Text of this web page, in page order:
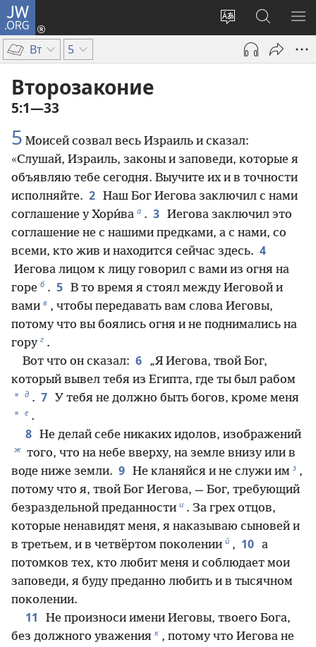
JW.ORG
Изменить
язык
сайта
Войти
(открывается
новом
Поиск
по
jw.org
Вт 5
Второзаконие
5:1—33
5 Моисей созвал весь Израиль и сказал:
«Слушай, Израиль, законы и заповеди, которые я
объявляю тебе сегодня. Выучите их и в точности
исполняйте. 2 Наш Бог Иегова заключил с нами
соглашение у Хори́ва а . 3 Иегова заключил это
соглашение не с нашими предками, а с нами, со
всеми, кто жив и находится сейчас здесь. 4
Иегова лицом к лицу говорил с вами из огня на
горе б . 5 В то время я стоял между Иеговой и
вами в , чтобы передавать вам слова Иеговы,
потому что вы боялись огня и не поднимались на
гору г .
Вот что он сказал: 6
„Я Иегова, твой Бог,
который вывел тебя из Египта, где ты был рабом
* д . 7 У тебя не должно быть богов, кроме меня
* е .
8 Не делай себе никаких идолов, изображений
ж того, что на небе вверху, на земле внизу или в
воде ниже земли. 9 Не кланяйся и не служи им з ,
потому что я, твой Бог Иегова, — Бог, требующий
безраздельной преданности и . За грех отцов,
которые ненавидят меня, я наказываю сыновей и
в третьем, и в четвёртом поколении й , 10 а
потомков тех, кто любит меня и соблюдает мои
заповеди, я буду преданно любить и в тысячном
поколении.
11
Не произноси имени Иеговы, твоего Бога,
без должного уважения к , потому что Иегова не